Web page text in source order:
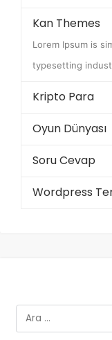
Kan Themes
Lorem Ipsum is
typesetting
Kripto Para
Oyun Dünyası
Soru Cevap
Wordpress